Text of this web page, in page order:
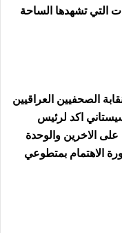
التي تشهدها الساحة
الصحفيين العراقيين
اكد لرئيس
على الاخرين والوحدة
الاهتمام بمتطوعي